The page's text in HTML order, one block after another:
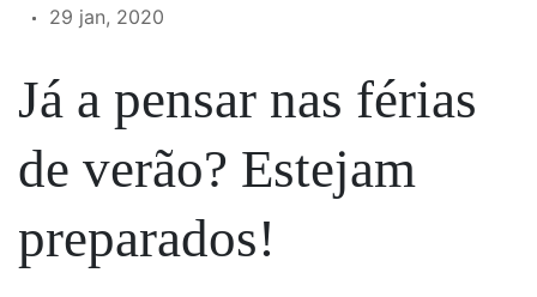
29 jan, 2020
Já a pensar nas férias
de verão? Estejam
preparados!